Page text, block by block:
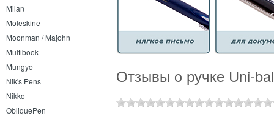
Milan
Moleskine
Moonman / Majohn
Multibook
Mungyo
Nik's Pens
Nikko
ObliquePen
Отзывы o ручке Uni-